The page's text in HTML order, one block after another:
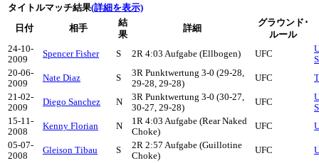
タイトルマッチ結果(詳細を表示)
日付 相手
結
果
詳細
グラウンド･
ルール
24-10-
2009
Spencer Fisher S 2R 4:03 Aufgabe (Ellbogen) UFC
20-06-
2009
Nate Diaz S
3R Punktwertung 3-0 (29-28,
29-28, 29-28)
UFC
21-02-
2009
Diego Sanchez N
3R Punktwertung 3-0 (30-27,
30-27, 29-28)
UFC
15-11-
2008
Kenny Florian N
1R 4:03 Aufgabe (Rear Naked
Choke)
UFC
05-07-
2008
Gleison Tibau S
2R 2:57 Aufgabe (Guillotine
Choke)
UFC